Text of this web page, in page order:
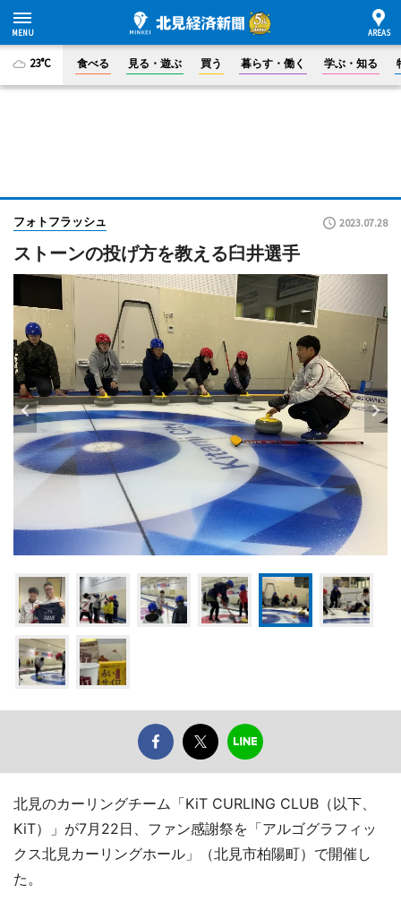
23°C 食べる 見る・遊ぶ 買う 暮らす・働く 学ぶ・知る
フォトフラッシュ 2023.07.28
ストーンの投げ方を教える臼井選手
北見のカーリングチーム「KiT CURLING CLUB（以下、
KiT）」が7月22日、ファン感謝祭を「アルゴグラフィッ
クス北見カーリングホール」（北見市柏陽町）で開催し
た。